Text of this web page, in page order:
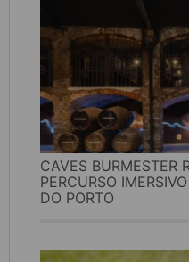
CAVES BURMESTER
PERCURSO
DO PORTO